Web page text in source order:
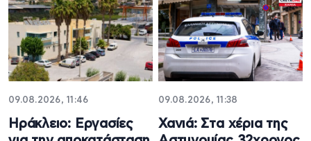
09.08.2026, 11:46
Ηράκλειο: Εργασίες
09.08.2026, 11:38
Χανιά: Στα χέρια της